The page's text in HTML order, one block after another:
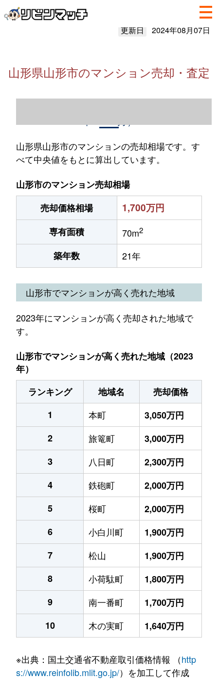
更新日 2024年08月07日
山形県山形市のマンション売却・査定
山形県山形市のマンションの売却相場です。す
べて中央値をもとに算出しています。
山形市のマンション売却相場
売却価格相場
1,700万円
専有面積 70m2
築年数 21年
山形市でマンションが高く売れた地域
2023年にマンションが高く売却された地域で
す。
山形市でマンションが高く売れた地域（2023
年）
ランキング
地域名
売却価格
1
本町
3,050万円
2
旅篭町
3,000万円
3
八日町
2,300万円
4
鉄砲町
2,000万円
5
桜町
2,000万円
6
小白川町
1,900万円
7
松山
1,900万円
8
小荷駄町
1,800万円
9
南一番町
1,700万円
10
木の実町 1,640万円
※出典：国土交通省不動産取引価格情報 （http
s://www.reinfolib.mlit.go.jp/）を加工して作成